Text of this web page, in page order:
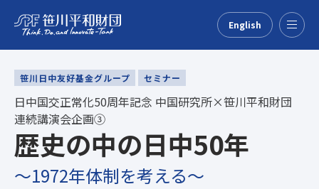
English
笹川日中友好基金グループ セミナー
日中国交正常化50周年記念 中国研究所×笹川平和財団
連続講演会企画③
歴史の中の日中50年
～1972年体制を考える～